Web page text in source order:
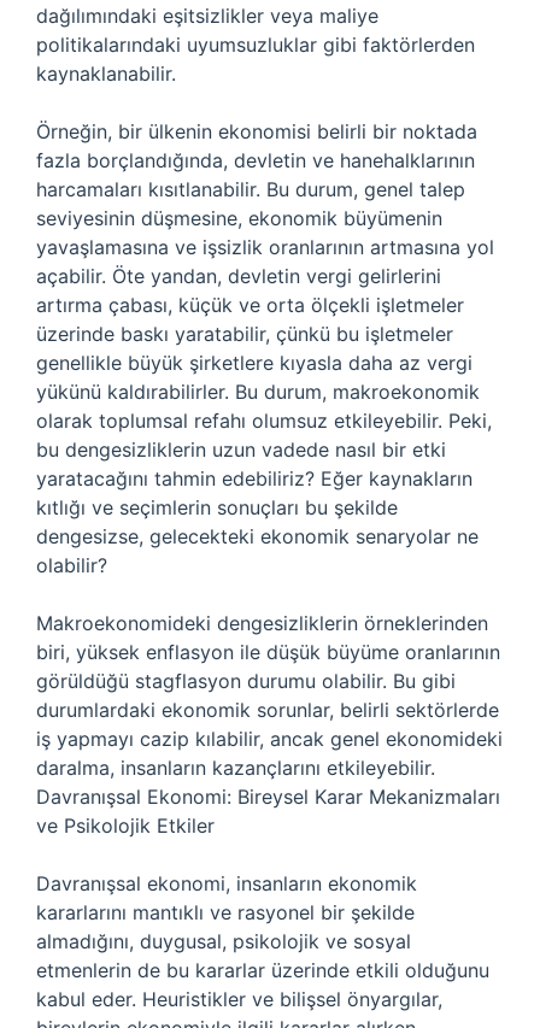
dağılımındaki eşitsizlikler veya maliye
politikalarındaki uyumsuzluklar gibi faktörlerden
kaynaklanabilir.
Örneğin, bir ülkenin ekonomisi belirli bir noktada
fazla borçlandığında, devletin ve hanehalklarının
harcamaları kısıtlanabilir. Bu durum, genel talep
seviyesinin düşmesine, ekonomik büyümenin
yavaşlamasına ve işsizlik oranlarının artmasına yol
açabilir. Öte yandan, devletin vergi gelirlerini
artırma çabası, küçük ve orta ölçekli işletmeler
üzerinde baskı yaratabilir, çünkü bu işletmeler
genellikle büyük şirketlere kıyasla daha az vergi
yükünü kaldırabilirler. Bu durum, makroekonomik
olarak toplumsal refahı olumsuz etkileyebilir. Peki,
bu dengesizliklerin uzun vadede nasıl bir etki
yaratacağını tahmin edebiliriz? Eğer kaynakların
kıtlığı ve seçimlerin sonuçları bu şekilde
dengesizse, gelecekteki ekonomik senaryolar ne
olabilir?
Makroekonomideki dengesizliklerin örneklerinden
biri, yüksek enflasyon ile düşük büyüme oranlarının
görüldüğü stagflasyon durumu olabilir. Bu gibi
durumlardaki ekonomik sorunlar, belirli sektörlerde
iş yapmayı cazip kılabilir, ancak genel ekonomideki
daralma, insanların kazançlarını etkileyebilir.
Davranışsal Ekonomi: Bireysel Karar Mekanizmaları
ve Psikolojik Etkiler
Davranışsal ekonomi, insanların ekonomik
kararlarını mantıklı ve rasyonel bir şekilde
almadığını, duygusal, psikolojik ve sosyal
etmenlerin de bu kararlar üzerinde etkili olduğunu
kabul eder. Heuristikler ve bilişsel önyargılar,